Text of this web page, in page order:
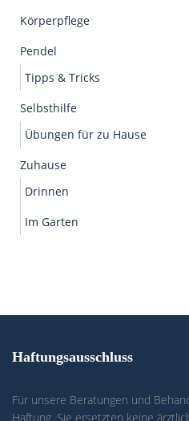
Körperpflege
Pendel
Tipps & Tricks
Selbsthilfe
Übungen für zu Hause
Zuhause
Drinnen
Im Garten
Haftungsausschluss
Für unsere Beratungen und
Haftung. Sie ersetzten keine